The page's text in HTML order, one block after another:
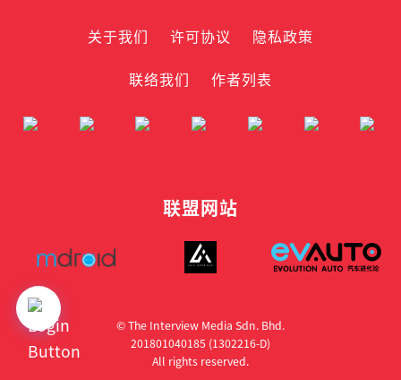
关于我们 许可协议
隐私政策
联络我们
作者列表
联盟网站
© The Interview Media Sdn. Bhd.
201801040185 (1302216­-D)
All rights reserved.